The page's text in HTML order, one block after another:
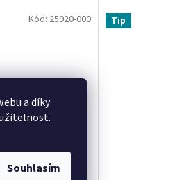
a díky
Souhlasím
Kód: 25920-000 Tip